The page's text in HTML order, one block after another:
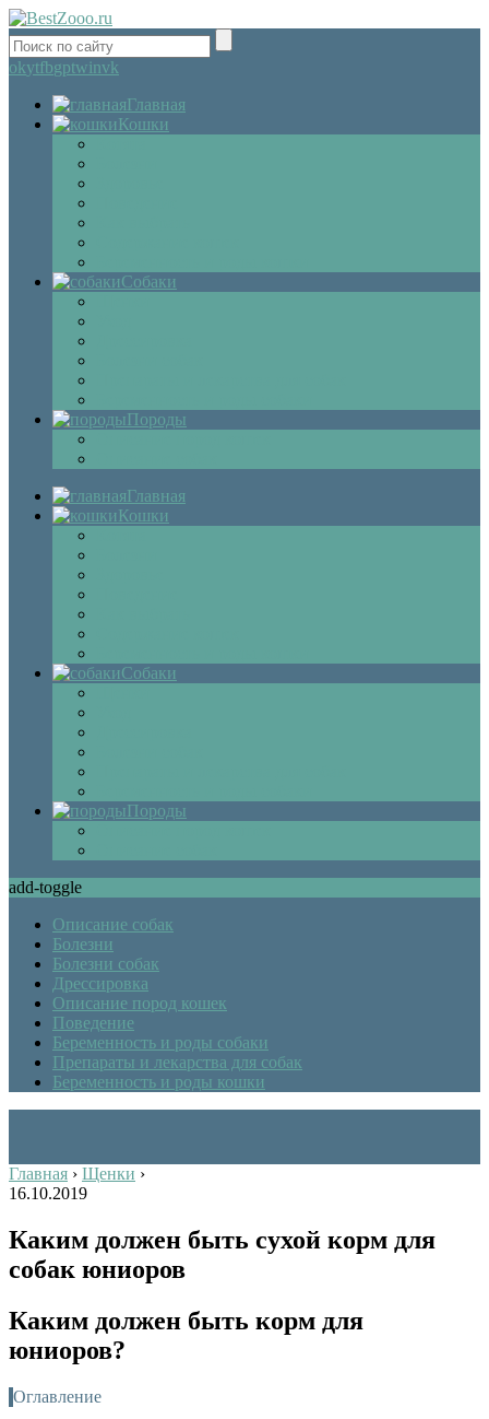
okytfbgptwinvk
Главная
Кошки
Собаки
Породы
Главная
Кошки
Собаки
Породы
add-toggle
Описание собак
Болезни
Болезни собак
Дрессировка
Описание пород кошек
Поведение
Беременность и роды собаки
Препараты и лекарства для собак
Беременность и роды кошки
Главная › Щенки ›
16.10.2019
Каким должен быть сухой корм для
собак юниоров
Каким должен быть корм для
юниоров?
Оглавление